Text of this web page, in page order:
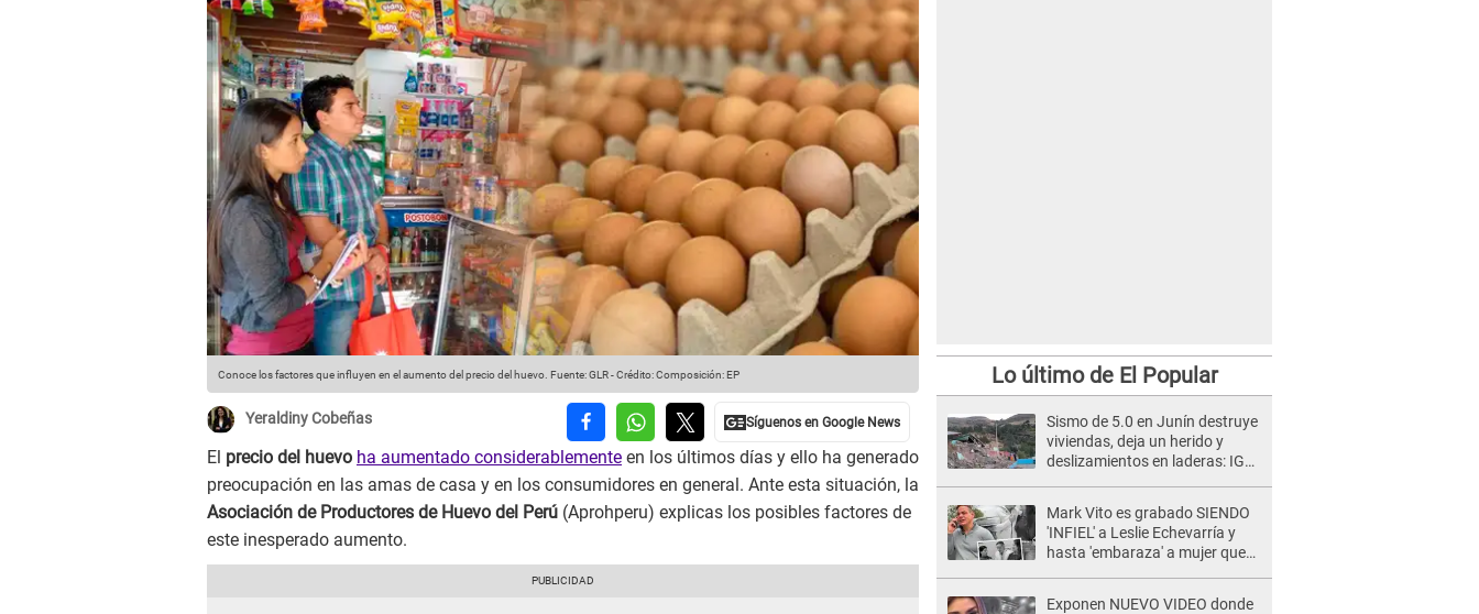
Conoce los factores que influyen en el aumento del precio del huevo. Fuente: GLR-Crédito: Composición: EP
Yeraldiny Cobeñas
El precio del huevo ha aumentado considerablemente en los últimos días y ello ha generado
preocupación en las amas de casa y en los consumidores en general. Ante esta situación, la
Asociación de Productores de Huevo del Perú (Aprohperu) explicas los posibles factores de
este inesperado aumento.
Lo último de El Popular
Sismo de 5.0 en Junín destruye
viviendas, deja un herido y
deslizamientos en laderas: IGP
Mark Vito es grabado SIENDO
'INFIEL' a Leslie Echevarría y
hasta 'embaraza' a mujer que
Exponen NUEVO VIDEO donde